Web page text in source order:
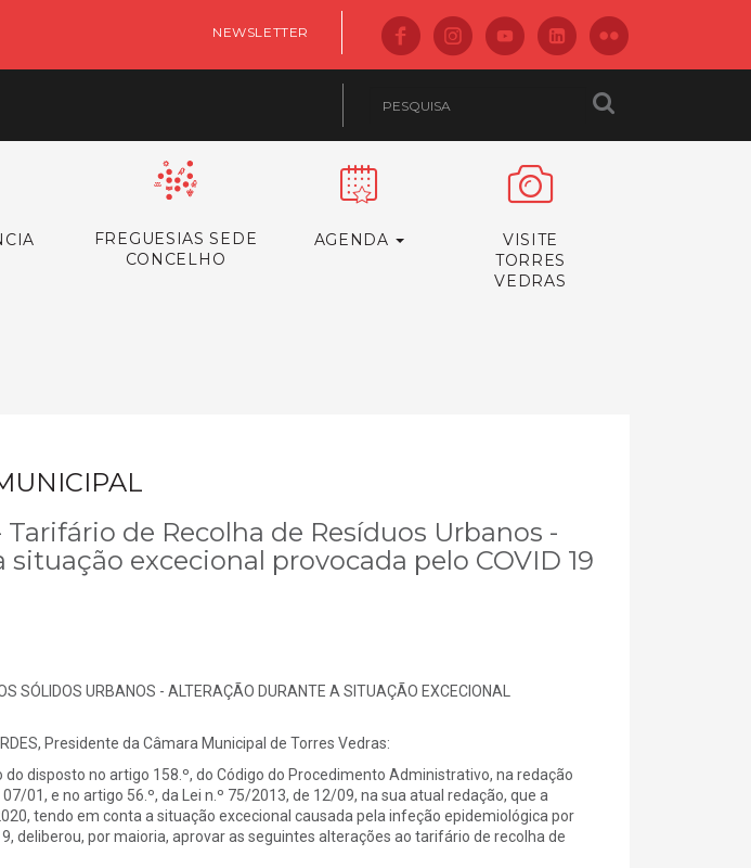
NEWSLETTER
FREGUESIAS SEDE
CONCELHO
AGENDA
VISITE
TORRES
VEDRAS
Tarifário de Recolha de Resíduos Urbanos -
excecional provocada pelo COVID 19
SÓLIDOS URBANOS - ALTERAÇÃO DURANTE A SITUAÇÃO EXCECIONAL
Presidente da Câmara Municipal de Torres Vedras:
do disposto no artigo 158.º, do Código do Procedimento Administrativo, na redação
01, e no artigo 56.º, da Lei n.º 75/2013, de 12/09, na sua atual redação, que a
tendo em conta a situação excecional causada pela infeção epidemiológica por
deliberou, por maioria, aprovar as seguintes alterações ao tarifário de recolha de